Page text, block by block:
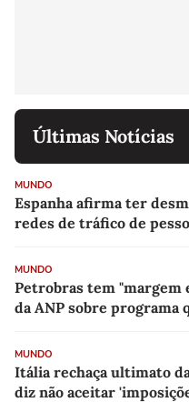
Últimas Notícias
MUNDO
Espanha afirma ter
redes de tráfico de
MUNDO
Petrobras tem "margem
da ANP sobre
MUNDO
Itália rechaça ultimato
diz não aceitar